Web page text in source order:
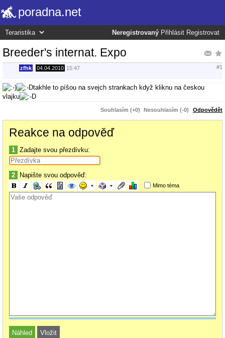
poradna.net
Neregistrovaný Přihlásit Registrovat
Breeder's internat. Expo
zfhk 04.04.2010 15:47 #1
takhle to píšou na svejch strankach když kliknu na českou
vlajku
Souhlasím (+0) Nesouhlasím (-0) Odpovědět
Reakce na odpověď
1 Zadajte svou přezdívku:
2 Napište svou odpověď:
Mimo téma